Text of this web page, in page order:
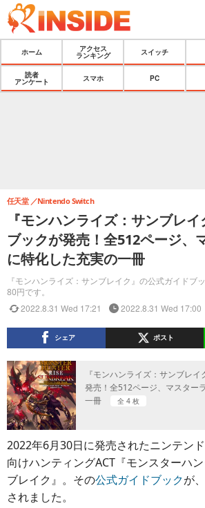
ホーム
アクセス
ランキング
スイッチ
読者
アンケート
スマホ PC
『モンハンライズ：サンブレ
ブックが発売！全512ページ、
に特化した充実の一冊
『モンハンライズ：サンブレイク』の公式ガイドブ
80円です。
任天堂 Nintendo Switch
2022.8.31 Wed 17:21 2022.8.31 Wed 17:00
シェア ポスト
『モンハンライズ：サンブレ
発売！全512ページ、マスター
一冊
全 4 枚
2022年6月30日に発売されたニンテン
向けハンティングACT『モンスターハ
ブレイク』。その公式ガイドブックが
されました。